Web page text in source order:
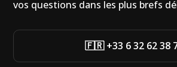
vos questions dans les plus brefs
🇫🇷 +33 6 32 62 38